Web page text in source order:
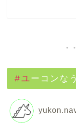
#ユーコンなう